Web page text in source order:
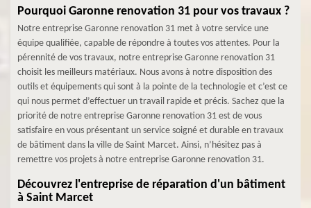
Pourquoi Garonne renovation 31 pour vos travaux ?
Notre entreprise Garonne renovation 31 met à votre service une
équipe qualifiée, capable de répondre à toutes vos attentes. Pour la
pérennité de vos travaux, notre entreprise Garonne renovation 31
choisit les meilleurs matériaux. Nous avons à notre disposition des
outils et équipements qui sont à la pointe de la technologie et c’est ce
qui nous permet d’effectuer un travail rapide et précis. Sachez que la
priorité de notre entreprise Garonne renovation 31 est de vous
satisfaire en vous présentant un service soigné et durable en travaux
de bâtiment dans la ville de Saint Marcet. Ainsi, n’hésitez pas à
remettre vos projets à notre entreprise Garonne renovation 31.
Découvrez l'entreprise de réparation d'un bâtiment
à Saint Marcet